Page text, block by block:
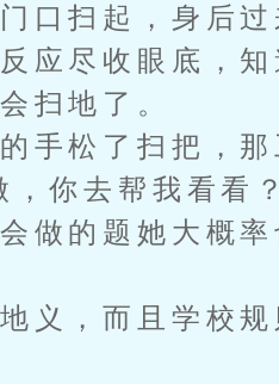
扫起，身后过
尽收眼底，知
扫地了。
松了扫把，那
你去帮我看看
的题她大概率
，而且学校规